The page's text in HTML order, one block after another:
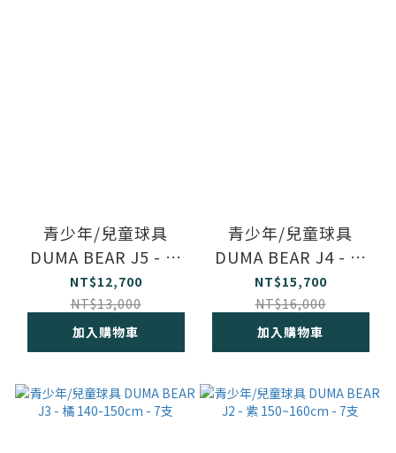
青少年/兒童球具
DUMA BEAR J5 - 藍
120-130cm - 5支
NT$12,700
NT$13,000
加入購物車
青少年/兒童球具
DUMA BEAR J4 - 黃
130-140cm - 6支
NT$15,700
NT$16,000
加入購物車